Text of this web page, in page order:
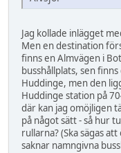
Jag kollade inlägget
Men en destination
finns en Almvägen i
busshållplats, sen
Huddinge, men den
Huddinge station på
där kan jag omöjligen
på något sätt - så hur
rullarna? (Ska sägas
saknar namngivna